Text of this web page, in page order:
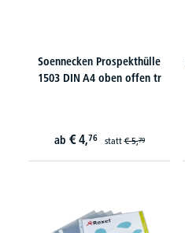
Soennecken Prospekthülle
1503 DIN A4 oben offen tr
ab € 4,76 statt€ 5,79